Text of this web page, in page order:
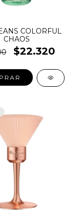
COLORFUL
CHAOS
$22.320